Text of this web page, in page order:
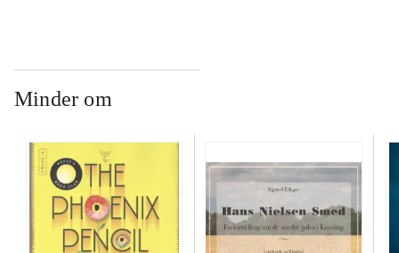
Minder om